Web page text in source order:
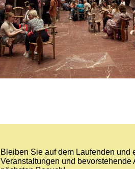
Bleiben Sie auf dem Laufenden und
Veranstaltungen und